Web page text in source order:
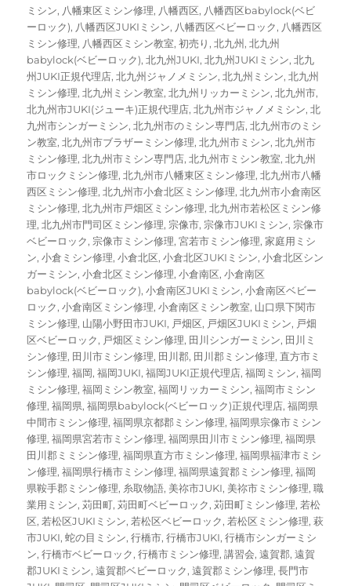
ミシン, 八幡東区ミシン修理, 八幡西区, 八幡西区babylock(ベビ
ーロック), 八幡西区JUKIミシン, 八幡西区ベビーロック, 八幡西区
ミシン修理, 八幡西区ミシン教室,初売り ,北九州 ,北九州
babylock(ベビーロック),北九州JUKI,北九州JUKIミシン,北九
州JUKI正規代理店,北九州ジャノメミシン,北九州ミシン,北九州
ミシン修理,北九州ミシン教室,北九州リッカーミシン,北九州市,
北九州市JUKI(ジューキ)正規代理店,北九州市ジャノメミシン,北
九州市シンガーミシン,北九州市のミシン専門店,北九州市のミシ
ン教室,北九州市ブラザーミシン修理,北九州市ミシン,北九州市
ミシン修理,北九州市ミシン専門店,北九州市ミシン教室,北九州
市ロックミシン修理,北九州市八幡東区ミシン修理,北九州市八幡
西区ミシン修理,北九州市小倉北区ミシン修理,北九州市小倉南区
ミシン修理,北九州市戸畑区ミシン修理,北九州市若松区ミシン修
理,北九州市門司区ミシン修理, 宗像市, 宗像市JUKIミシン, 宗像市
ベビーロック, 宗像市ミシン修理,宮若市ミシン修理,家庭用ミシ
ン,小倉ミシン修理,小倉北区,小倉北区JUKIミシン,小倉北区シン
ガーミシン,小倉北区ミシン修理,小倉南区,小倉南区
babylock(ベビーロック),小倉南区JUKIミシン,小倉南区ベビー
ロック,小倉南区ミシン修理,小倉南区ミシン教室, 山口県下関市
ミシン修理, 山陽小野田市JUKI, 戸畑区, 戸畑区JUKIミシン, 戸畑
区ベビーロック, 戸畑区ミシン修理, 田川シンガーミシン, 田川ミ
シン修理, 田川市ミシン修理, 田川郡, 田川郡ミシン修理, 直方市ミ
シン修理,福岡,福岡JUKI,福岡JUKI正規代理店,福岡ミシン,福岡
ミシン修理,福岡ミシン教室,福岡リッカーミシン,福岡市ミシン
修理,福岡県,福岡県babylock(ベビーロック)正規代理店,福岡県
中間市ミシン修理,福岡県京都郡ミシン修理,福岡県宗像市ミシン
修理,福岡県宮若市ミシン修理,福岡県田川市ミシン修理,福岡県
田川郡ミミシン修理,福岡県直方市ミシン修理,福岡県福津市ミシ
ン修理,福岡県行橋市ミシン修理,福岡県遠賀郡ミシン修理,福岡
県鞍手郡ミシン修理, 糸取物語, 美祢市JUKI, 美祢市ミシン修理,職
業用ミシン,苅田町,苅田町ベビーロック,苅田町ミシン修理, 若松
区, 若松区JUKIミシン, 若松区ベビーロック, 若松区ミシン修理,萩
市JUKI,蛇の目ミシン,行橋市,行橋市JUKI,行橋市シンガーミシ
ン,行橋市ベビーロック,行橋市ミシン修理,講習会,遠賀郡,遠賀
郡JUKIミシン,遠賀郡ベビーロック,遠賀郡ミシン修理,長門市